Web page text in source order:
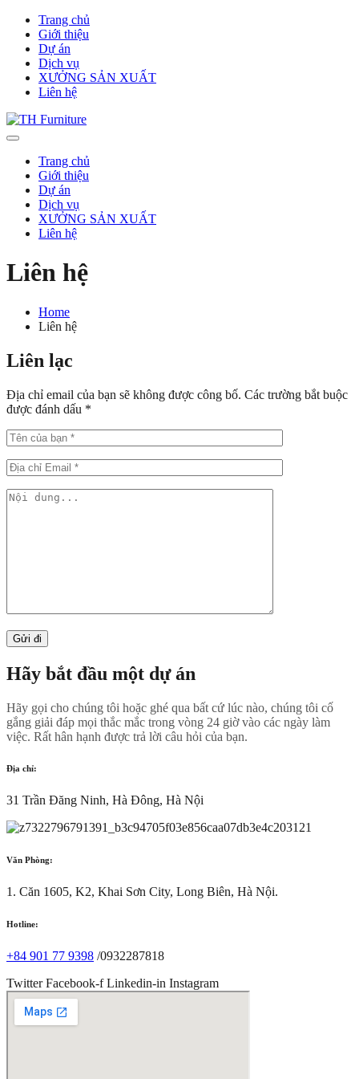
Trang chủ
Giới thiệu
Dự án
Dịch vụ
XƯỞNG SẢN XUẤT
Liên hệ
Trang chủ
Giới thiệu
Dự án
Dịch vụ
XƯỞNG SẢN XUẤT
Liên hệ
Liên hệ
Home
Liên hệ
Liên lạc
Địa chỉ email của bạn sẽ không được công bố. Các trường bắt buộc
được đánh dấu *
Gửi đi
Hãy bắt đầu một dự án
Hãy gọi cho chúng tôi hoặc ghé qua bất cứ lúc nào, chúng tôi cố
gắng giải đáp mọi thắc mắc trong vòng 24 giờ vào các ngày làm
việc. Rất hân hạnh được trả lời câu hỏi của bạn.
Địa chỉ:
31 Trần Đăng Ninh, Hà Đông, Hà Nội
Văn Phòng:
1. Căn 1605, K2, Khai Sơn City, Long Biên, Hà Nội.
Hotline:
+84 901 77 9398 /0932287818
Twitter Facebook-f Linkedin-in Instagram